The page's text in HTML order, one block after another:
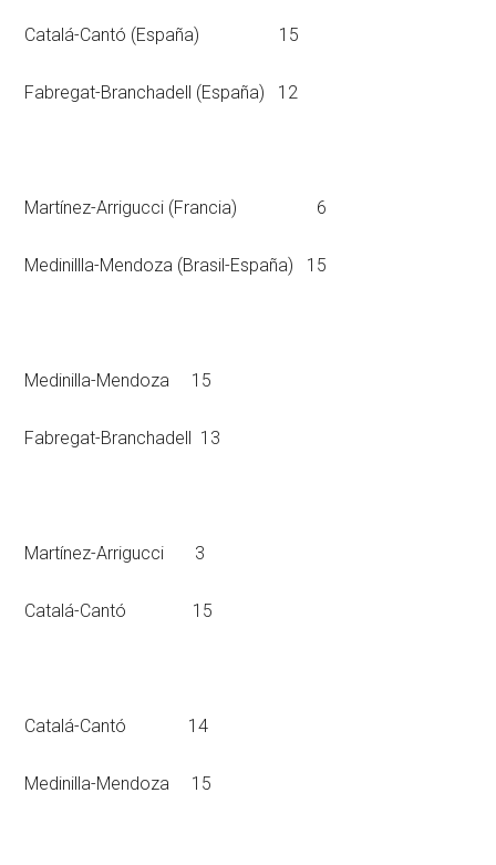
Catalá-Cantó (España) 15
Fabregat-Branchadell (España) 12
Martínez-Arrigucci (Francia) 6
Medinillla-Mendoza (Brasil-España) 15
Medinilla-Mendoza 15
Fabregat-Branchadell 13
Martínez-Arrigucci 3
Catalá-Cantó 15
Catalá-Cantó 14
Medinilla-Mendoza 15